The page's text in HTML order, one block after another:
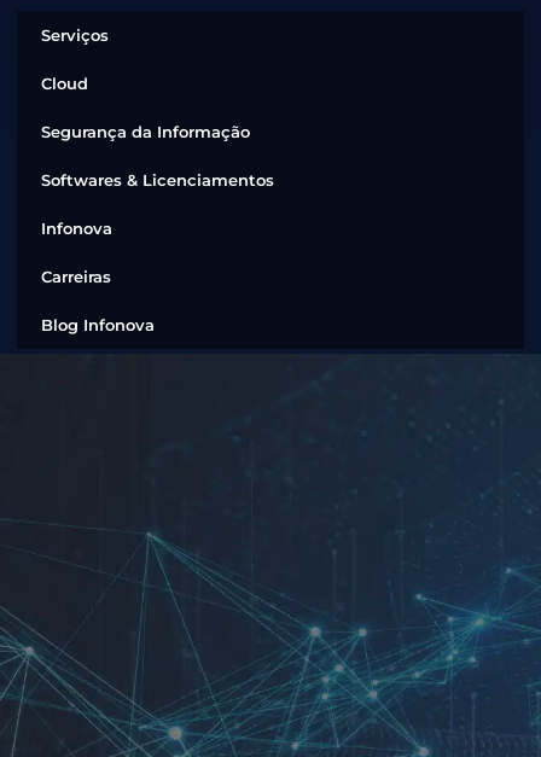
Serviços
Cloud
Segurança da Informação
Softwares & Licenciamentos
Infonova
Carreiras
Blog Infonova